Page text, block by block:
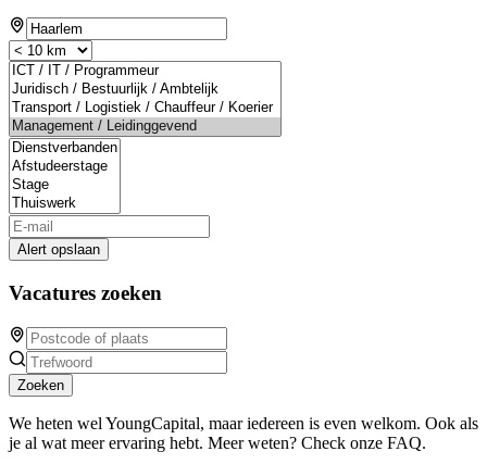
Alert opslaan
Vacatures zoeken
Zoeken
We heten wel YoungCapital, maar iedereen is even welkom. Ook als
je al wat meer ervaring hebt. Meer weten? Check onze FAQ.